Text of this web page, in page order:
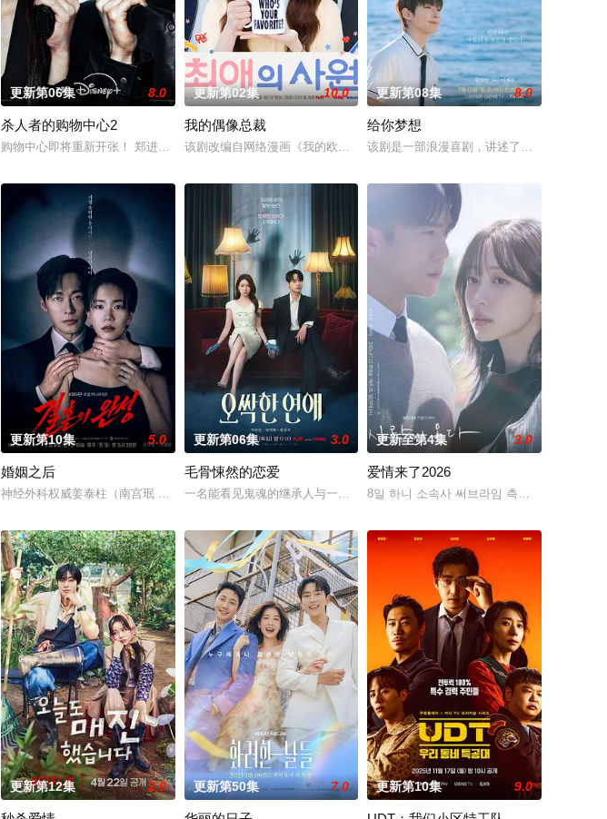
险记。新上司朱惠拉（郑恩彩
更新第06集 8.0
杀人者的购物中心2
购物中心即将重新开张！ 郑进湾（李栋旭 饰）和郑智安（金慧峻 饰）叔侄档再度联手，制作规模、动作场面全部疯
更新第02集 10.0
我的偶像总裁
该剧改编自网络漫画《我的欧巴是偶像》，是一部浪漫喜剧。讲述进入由前偶
更新第08集 8.0
给你梦想
该剧是一部浪漫喜剧，讲述了连一个梦想都
志成为律师的同伴合作，打算窃取住宅社区的储备基金，却意外揭开深藏的腐败真相。
更新第10集 5.0
婚姻之后
神经外科权威姜泰柱（南宫珉 饰）因为老婆高世允（李雪 饰）在提出离婚的第二日突然遭到神秘绑架，瞬间被警方
更新第06集 3.0
毛骨悚然的恋爱
一名能看见鬼魂的继承人与一名王牌检察官发现只要轻轻一碰，就能让他们成
更新至第4集 3.0
爱情来了2026
8일 하니 소속사 써브라임 측은 OSEN에 “하
更新第12集 2.0 更新第50集 7.0 更新第10集 9.0